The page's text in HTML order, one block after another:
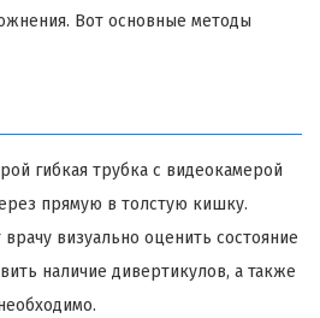
Вот основные методы
гибкая трубка с видеокамерой
прямую в толстую кишку.
визуально оценить состояние
наличие дивертикулов, а также